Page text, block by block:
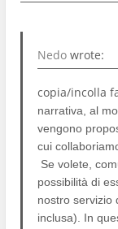
Nedo wrote:
copia/incolla
narrativa, al
vengono
cui
Se volete,
possibilità di
nostro servizio
inclusa). In